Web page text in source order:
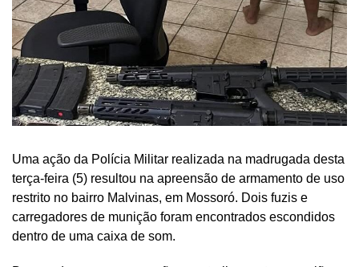
Uma ação da Polícia Militar realizada na madrugada desta
terça-feira (5) resultou na apreensão de armamento de uso
restrito no bairro Malvinas, em Mossoró. Dois fuzis e
carregadores de munição foram encontrados escondidos
dentro de uma caixa de som.